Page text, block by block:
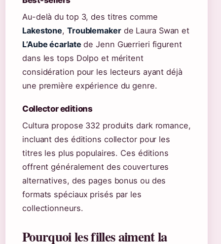
Au-delà du top 3, des titres comme
Lakestone, Troublemakerde Laura Swan et
L’Aube écarlatede Jenn Guerrieri figurent
dans les tops Dolpo et méritent
considération pour les lecteurs ayant déjà
une première expérience du genre.
Collector editions
Cultura propose 332 produits dark romance,
incluant des éditions collector pour les
titres les plus populaires. Ces éditions
offrent généralement des couvertures
alternatives, des pages bonus ou des
formats spéciaux prisés par les
collectionneurs.
Pourquoi les filles aiment la